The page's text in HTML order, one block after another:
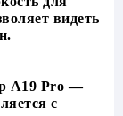
видеть
A19 Pro —
с